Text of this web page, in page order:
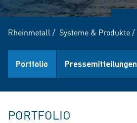
Rheinmetall / Systeme & Produkte/
Portfolio Pressemitteilungen
PORTFOLIO